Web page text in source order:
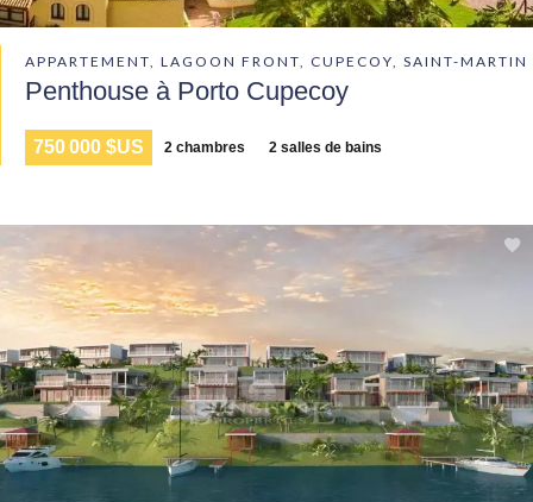
APPARTEMENT, LAGOON FRONT, CUPECOY, SAINT-MARTIN
Penthouse à Porto Cupecoy
750 000 $US 2 chambres 2 salles de bains